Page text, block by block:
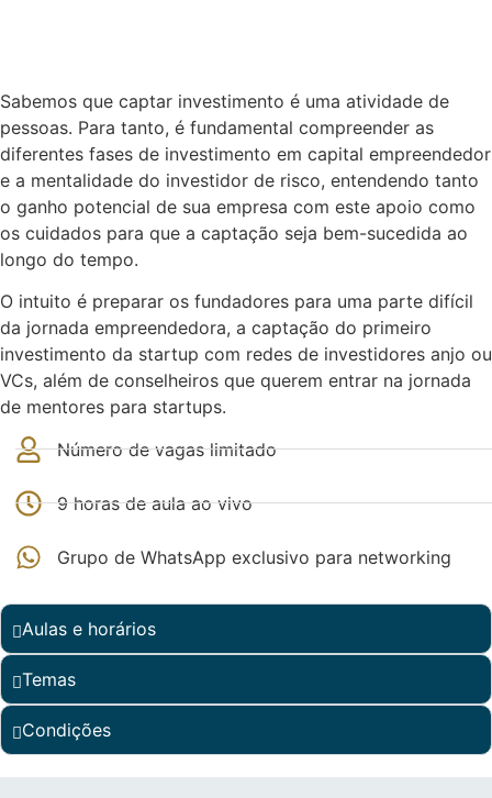
Sabemos que captar investimento é uma atividade de
pessoas. Para tanto, é fundamental compreender as
diferentes fases de investimento em capital empreendedor
e a mentalidade do investidor de risco, entendendo tanto
o ganho potencial de sua empresa com este apoio como
os cuidados para que a captação seja bem-sucedida ao
longo do tempo.
O intuito é preparar os fundadores para uma parte difícil
da jornada empreendedora, a captação do primeiro
investimento da startup com redes de investidores anjo ou
VCs, além de conselheiros que querem entrar na jornada
de mentores para startups.
Número de vagas limitado
9 horas de aula ao vivo
Grupo de WhatsApp exclusivo para networking
Aulas e horários
Temas
Condições